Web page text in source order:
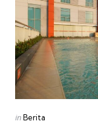
Posted
inBerita